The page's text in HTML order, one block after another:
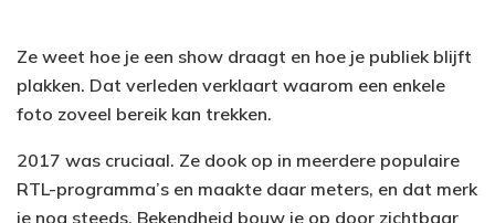
Ze weet hoe je een show draagt en hoe je publiek blijft
plakken. Dat verleden verklaart waarom een enkele
foto zoveel bereik kan trekken.
2017 was cruciaal. Ze dook op in meerdere populaire
RTL-programma’s en maakte daar meters, en dat merk
je nog steeds. Bekendheid bouw je op door zichtbaar